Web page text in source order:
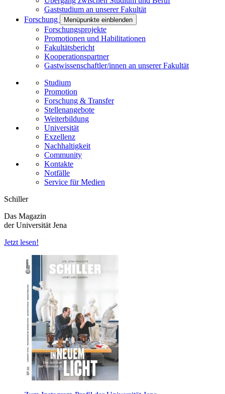
Gaststudium an unserer Fakultät
Forschung
Menüpunkte einblenden
Forschungsprojekte
Promotionen und Habilitationen
Fakultätsbericht
Kooperationspartner
Gastwissenschaftler/innen an unserer Fakultät
Studium
Promotion
Forschung & Transfer
Stellenangebote
Weiterbildung
Universität
Exzellenz
Nachhaltigkeit
Community
Kontakte
Notfälle
Service für Medien
Schiller
Das Magazin
der Universität Jena
Jetzt lesen!